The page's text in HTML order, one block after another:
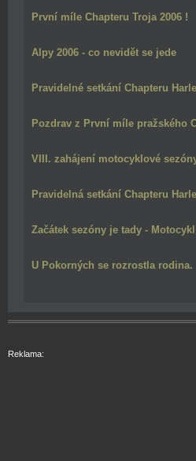
První míle Chapteru Troja 2006 !
Alpy 2006 - co nevidět se jede
Pravidelné setkání Chapteru
Pozdrav z První míle pražského
VIII. zahájení motocyklové
Pravidelná setkání Chapteru
Začátek sezóny je tady - Motocykl
U Pokorných se rozrostla rodina.
Reklama: